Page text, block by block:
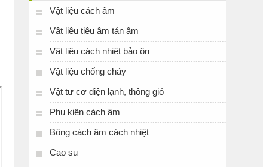
Vật liệu cách âm
Vật liệu tiêu âm tán âm
Vật liệu cách nhiệt bảo ôn
Vật liệu chống cháy
Vật tư cơ điện lạnh, thông gió
Phụ kiện cách âm
Bông cách âm cách nhiệt
Cao su